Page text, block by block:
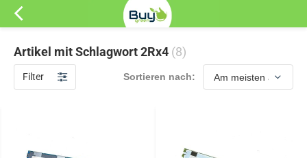
Artikel mit Schlagwort 2Rx4 (8)
Filter Sortieren nach: